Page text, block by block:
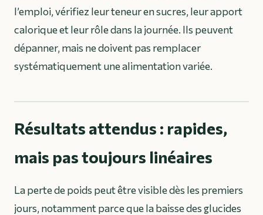
l’emploi, vérifiez leur teneur en sucres, leur apport
calorique et leur rôle dans la journée. Ils peuvent
dépanner, mais ne doivent pas remplacer
systématiquement une alimentation variée.
Résultats attendus : rapides,
mais pas toujours linéaires
La perte de poids peut être visible dès les premiers
jours, notamment parce que la baisse des glucides